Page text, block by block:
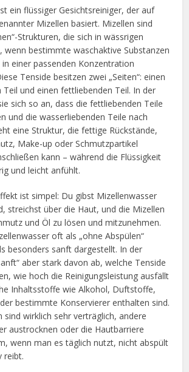
ein flüssiger Gesichtsreiniger, der auf
Mizellen basiert. Mizellen sind
Strukturen, die sich in wässrigen
wenn bestimmte waschaktive Substanzen
einer passenden Konzentration
Tenside besitzen zwei „Seiten“: einen
Teil und einen fettliebenden Teil. In der
sich so an, dass die fettliebenden Teile
und die wasserliebenden Teile nach
eine Struktur, die fettige Rückstände,
Make-up oder Schmutzpartikel
kann – während die Flüssigkeit
und leicht anfühlt.
ist simpel: Du gibst Mizellenwasser
streichst über die Haut, und die Mizellen
und Öl zu lösen und mitzunehmen.
oft als „ohne Abspülen“
besonders sanft dargestellt. In der
aber stark davon ab, welche Tenside
wie hoch die Reinigungsleistung ausfällt
Inhaltsstoffe wie Alkohol, Duftstoffe,
bestimmte Konservierer enthalten sind.
sind wirklich sehr verträglich, andere
austrocknen oder die Hautbarriere
wenn man es täglich nutzt, nicht abspült
reibt.